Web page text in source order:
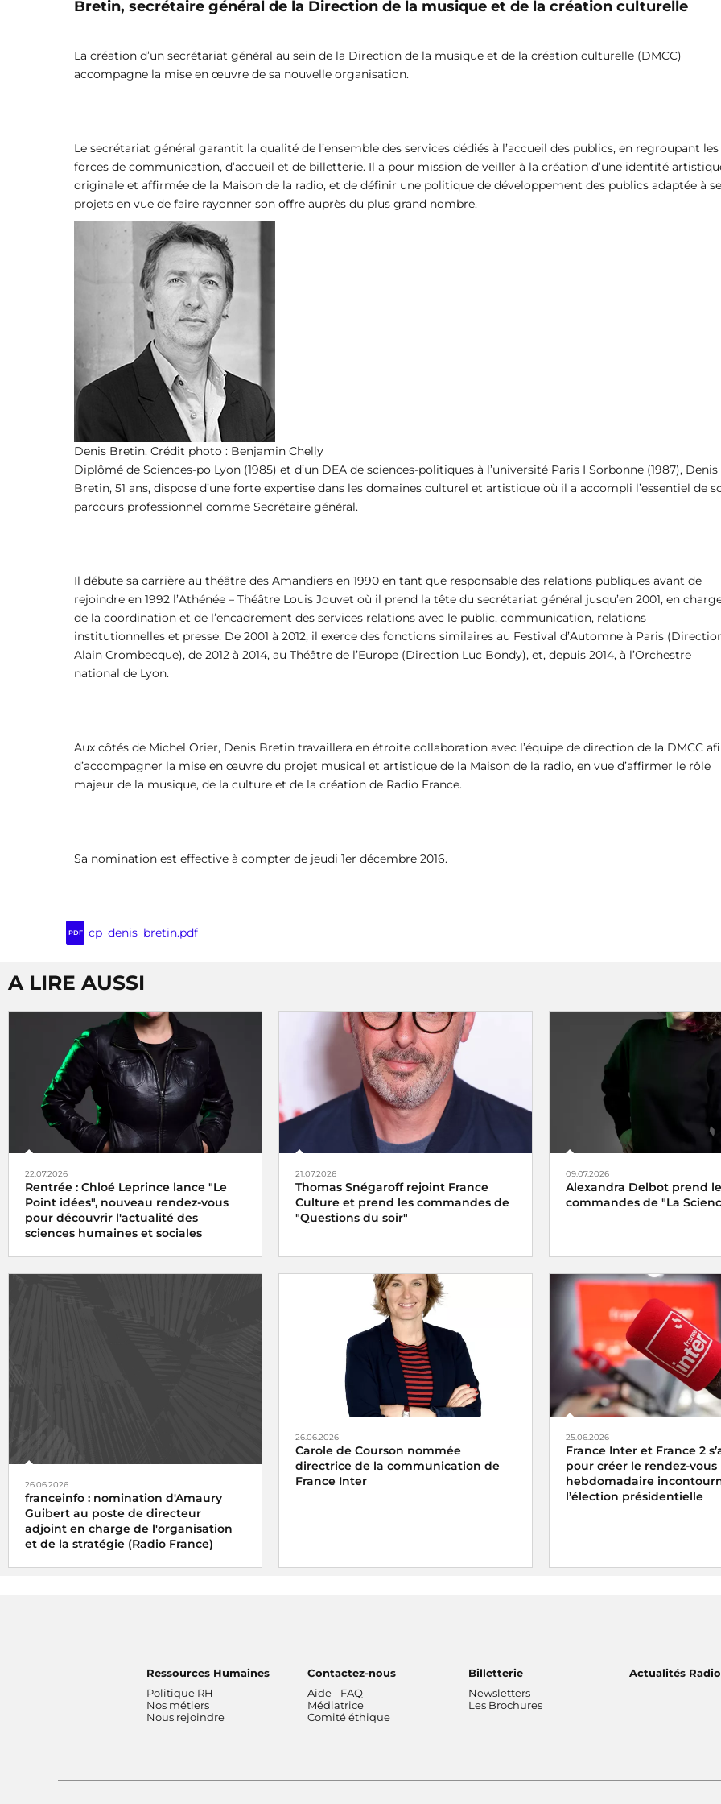
Bretin, secrétaire général de la Direction de la musique et de la création culturelle
La création d’un secrétariat général au sein de la Direction de la musique et de la création culturelle (DMCC)
accompagne la mise en œuvre de sa nouvelle organisation.
Le secrétariat général garantit la qualité de l’ensemble des services dédiés à l’accueil des publics, en regroupant les
forces de communication, d’accueil et de billetterie. Il a pour mission de veiller à la création d’une identité
originale et affirmée de la Maison de la radio, et de définir une politique de développement des publics adaptée à
projets en vue de faire rayonner son offre auprès du plus grand nombre.
Denis Bretin. Crédit photo : Benjamin Chelly
Diplômé de Sciences-po Lyon (1985) et d’un DEA de sciences-politiques à l’université Paris I Sorbonne (1987), Denis
Bretin, 51 ans, dispose d’une forte expertise dans les domaines culturel et artistique où il a accompli l’essentiel de
parcours professionnel comme Secrétaire général.
Il débute sa carrière au théâtre des Amandiers en 1990 en tant que responsable des relations publiques avant de
rejoindre en 1992 l’Athénée – Théâtre Louis Jouvet où il prend la tête du secrétariat général jusqu’en 2001, en
de la coordination et de l’encadrement des services relations avec le public, communication, relations
institutionnelles et presse. De 2001 à 2012, il exerce des fonctions similaires au Festival d’Automne à Paris
Alain Crombecque), de 2012 à 2014, au Théâtre de l’Europe (Direction Luc Bondy), et, depuis 2014, à l’Orchestre
national de Lyon.
Aux côtés de Michel Orier, Denis Bretin travaillera en étroite collaboration avec l’équipe de direction de la DMCC
d’accompagner la mise en œuvre du projet musical et artistique de la Maison de la radio, en vue d’affirmer le rôle
majeur de la musique, de la culture et de la création de Radio France.
Sa nomination est effective à compter de jeudi 1er décembre 2016.
PDF cp_denis_bretin.pdf
A LIRE AUSSI
22.07.2026
Rentrée : Chloé Leprince lance "Le
Point idées", nouveau rendez-vous
pour découvrir l'actualité des
sciences humaines et sociales
21.07.2026
Thomas Snégaroff rejoint France
Culture et prend les commandes de
"Questions du soir"
09.07.2026
Alexandra Delbot prend
commandes de "La
26.06.2026
franceinfo : nomination d'Amaury
Guibert au poste de directeur
adjoint en charge de l'organisation
et de la stratégie (Radio France)
26.06.2026
Carole de Courson nommée
directrice de la communication de
France Inter
25.06.2026
France Inter et France 2
pour créer le rendez-vous
hebdomadaire
l’élection présidentielle
Ressources Humaines
Politique RH
Nos métiers
Nous rejoindre
Contactez-nous
Aide - FAQ
Médiatrice
Comité éthique
Billetterie
Newsletters
Les Brochures
Actualités